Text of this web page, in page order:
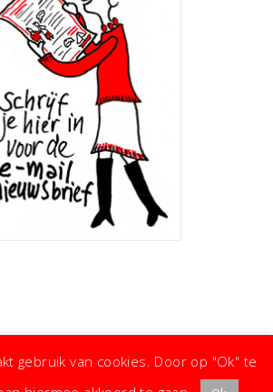
gebruik van cookies. Door op "Ok" te